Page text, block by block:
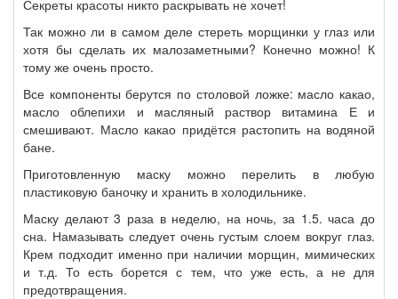
Секреты красоты никто раскрывать не хочет!
Так можно ли в самом деле стереть морщинки у глаз или
хотя бы сделать их малозаметными? Конечно можно! К
тому же очень просто.
Все компоненты берутся по столовой ложке: масло какао,
масло облепихи и масляный раствор витамина Е и
смешивают. Масло какао придётся растопить на водяной
бане.
Приготовленную маску можно перелить в любую
пластиковую баночку и хранить в холодильнике.
Маску делают 3 раза в неделю, на ночь, за 1.5. часа до
сна. Намазывать следует очень густым слоем вокруг глаз.
Крем подходит именно при наличии морщин, мимических
и т.д. То есть борется с тем, что уже есть, а не для
предотвращения.